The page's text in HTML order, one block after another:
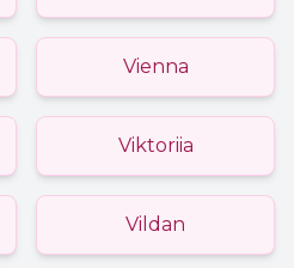
Vienna
Viktoriia
Vildan